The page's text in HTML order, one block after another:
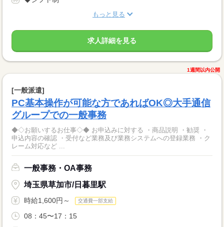
もっと見る
求人詳細を見る
1週間以内公開
[一般派遣]
PC基本操作が可能な方であればOK◎大手通信
グループでの一般事務
◆◇お願いするお仕事◇◆ お申込みに対する ・商品説明 ・勧奨 ・
申込内容の確認 ・受付など業務及び業務システムへの登録業務 ・ク
レーム対応など ...
一般事務・OA事務
埼玉県草加市/日暮里駅
時給1,600円～ 交通費一部支給
08：45〜17：15